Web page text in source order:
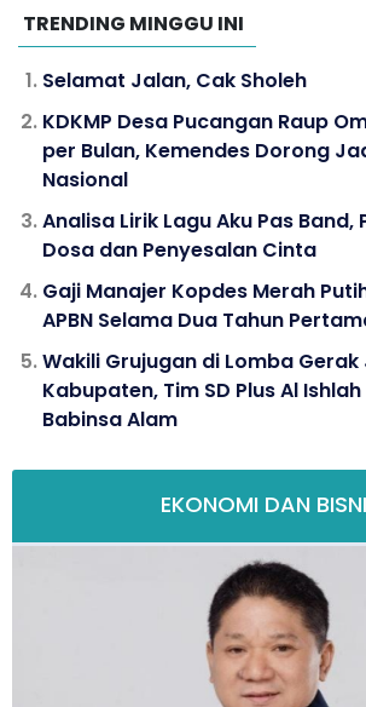
TRENDING MINGGU INI
Selamat Jalan, Cak Sholeh
KDKMP Desa Pucangan Raup
per Bulan, Kemendes Dorong
Nasional
Analisa Lirik Lagu Aku Pas Band,
Dosa dan Penyesalan Cinta
Gaji Manajer Kopdes Merah
APBN Selama Dua Tahun
Wakili Grujugan di Lomba
Kabupaten, Tim SD Plus Al
Babinsa Alam
EKONOMI DAN